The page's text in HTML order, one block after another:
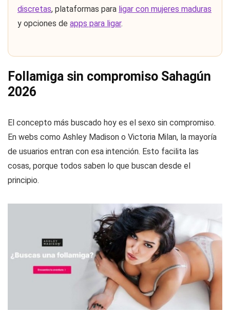
discretas, plataformas para ligar con mujeres maduras
y opciones de apps para ligar.
Follamiga sin compromiso Sahagún
2026
El concepto más buscado hoy es el sexo sin compromiso.
En webs como Ashley Madison o Victoria Milan, la mayoría
de usuarios entran con esa intención. Esto facilita las
cosas, porque todos saben lo que buscan desde el
principio.